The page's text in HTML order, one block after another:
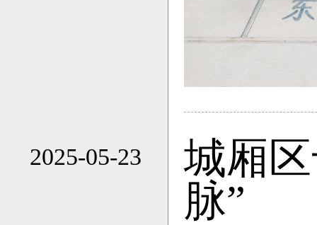
2025-05-23
城厢
脉”